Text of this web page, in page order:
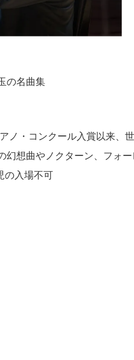
の名曲集
ノ・コンクール入賞以来、
幻想曲やノクターン、フォ
の入場不可